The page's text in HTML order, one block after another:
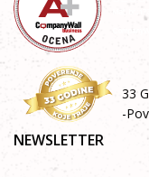
33
-
NEWSLETTER